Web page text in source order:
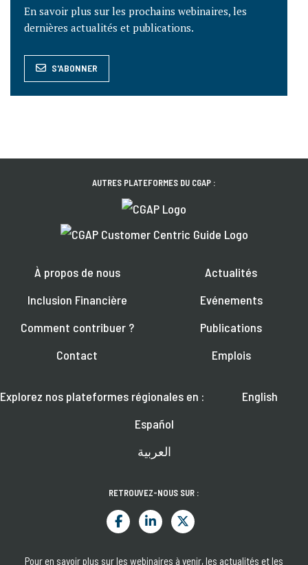
En savoir plus sur les prochains webinaires, les
dernières actualités et publications.
S'ABONNER
AUTRES PLATEFORMES DU CGAP :
À propos de nous
Inclusion Financière
Comment contribuer ?
Contact
Actualités
Evénements
Publications
Emplois
Explorez nos plateformes régionales en :
English
Español
العربية
RETROUVEZ-NOUS SUR :
Pour en savoir plus sur les webinaires à venir, les actualités et les